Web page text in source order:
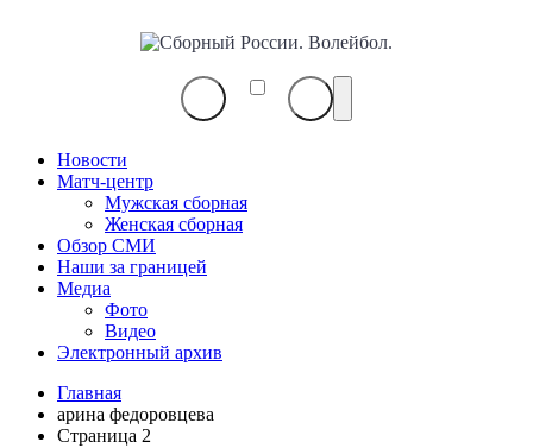
Сборный
Волейбол.
Новости
Матч-центр
Мужская сборная
Женская сборная
Обзор СМИ
Наши за границей
Медиа
Фото
Видео
Электронный архив
Главная
арина федоровцева
Страница 2